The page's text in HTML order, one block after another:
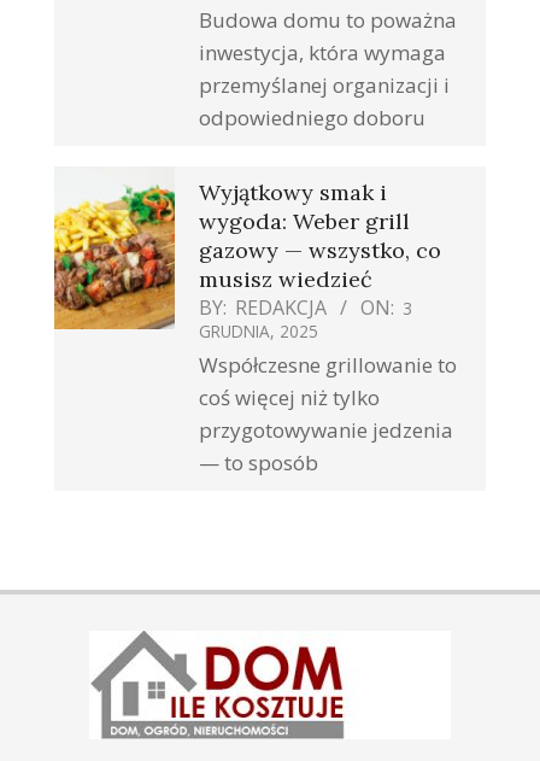
Budowa domu to poważna
inwestycja, która wymaga
przemyślanej organizacji i
odpowiedniego doboru
Wyjątkowy smak i
wygoda: Weber grill
gazowy — wszystko, co
musisz wiedzieć
BY: REDAKCJA ON: 3
GRUDNIA, 2025
Współczesne grillowanie to
coś więcej niż tylko
przygotowywanie jedzenia
— to sposób